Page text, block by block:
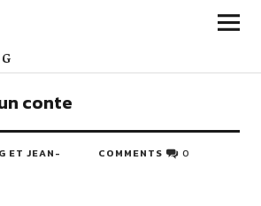
conte
ET JEAN-
COMMENTS 0